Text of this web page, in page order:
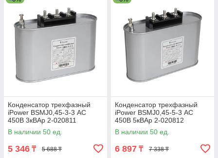
Конденсатор трехфазный
iPower BSMJ0,45-3-3 АС
450В 3кВАр 2-020811
BSMJ0.45-3-3
В наличии 50 ед.
5 346 ₸ 5 688 ₸
Конденсатор трехфазный
iPower BSMJ0,45-5-3 АС
450В 5кВАр 2-020812
BSMJ0.45-5-3
В наличии 50 ед.
6 897 ₸ 7 338 ₸